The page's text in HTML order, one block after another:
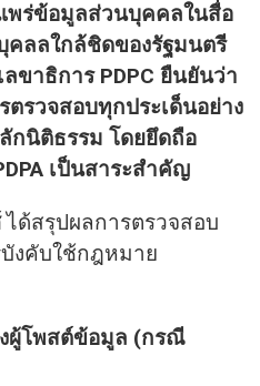
พร่ข้อมูลส่วนบุคคลในสื่อ
คลลใกล้ชิดของรัฐมนตรี
ลขาธิการ PDPC ยืนยันว่า
รวจสอบทุกประเด็นอย่าง
กนิติธรรม โดยยึดถือ
เป็นสาระสำคัญ
ได้สรุปผลการตรวจสอบ
งคับใช้กฎหมาย
ผู้โพสต์ข้อมูล (กรณี